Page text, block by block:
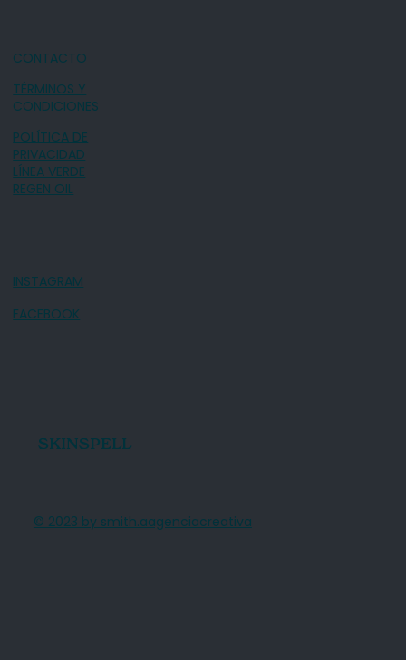
CONTACTO
TÉRMINOS Y
CONDICIONES
POLÍTICA DE
PRIVACIDAD
LÍNEA VERDE
REGEN OIL
INSTAGRAM
FACEBOOK
© 2023 by smith.aagenciacreativa
SKINSPELL